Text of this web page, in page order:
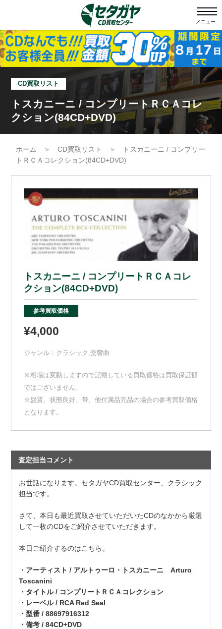
メニュー
CD買取リスト
トスカニーニ / コンプリートＲＣＡコレ
クション(84CD+DVD)
ホーム ＞ CD買取リスト ＞
トスカニーニ / コンプリー
トＲＣＡコレクション(84CD+DVD)
トスカニーニ / コンプリートＲＣＡコレ
クション(84CD+DVD)
参考買取価格
¥4,000
ジャンル： クラシック ,交響曲
※相場は変動しますので記載している買取価格は買取保証額
ではございません。
※盤質、状態良好、帯、他付属品完品の場合の参考買取価格
となります。
査定担当コメント
お世話になります。セタガヤCD買取センター、クラシック
担当です。
さて、本日も最近買取させていただいたCDのなかから厳選
して一枚のCDをご紹介させていただきます。
本日ご紹介するのはこちら。
・アーティスト / アルトゥーロ・トスカニーニ Arturo
Toscanini
・タイトル / コンプリートＲＣＡコレクション
・レーベル / RCA Red Seal
・型番 / 88697916312
・備考 / 84CD+DVD